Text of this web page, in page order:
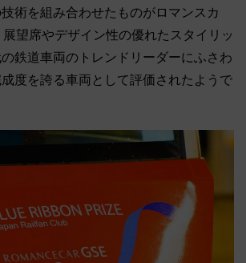
術を組み合わせたものがロマンスカ
望席やデザイン性の優れたスタイリッ
鉄道車両のトレンドリーダーにふさわ
度を誇る車両として評価されたようで